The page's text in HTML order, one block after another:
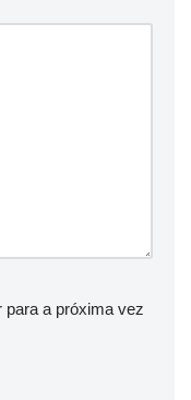
para a próxima vez